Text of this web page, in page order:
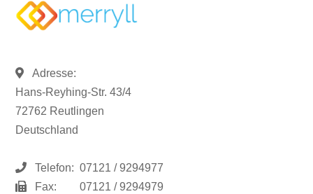
Adresse:
Hans-Reyhing-Str. 43/4
72762 Reutlingen
Deutschland
Telefon: 07121 / 9294977
Fax:
07121 / 9294979